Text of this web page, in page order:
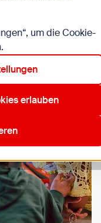
über unsere
und
um die Cookie-
erlauben